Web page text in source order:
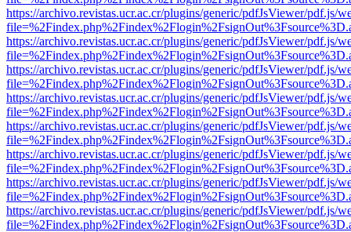
https://archivo.revistas.ucr.ac.cr/plugins/generic/pdfJsViewer/pdf.js/
https://archivo.revistas.ucr.ac.cr/plugins/generic/pdfJsViewer/pdf.js/
https://archivo.revistas.ucr.ac.cr/plugins/generic/pdfJsViewer/pdf.js/
https://archivo.revistas.ucr.ac.cr/plugins/generic/pdfJsViewer/pdf.js/
https://archivo.revistas.ucr.ac.cr/plugins/generic/pdfJsViewer/pdf.js/
https://archivo.revistas.ucr.ac.cr/plugins/generic/pdfJsViewer/pdf.js/
https://archivo.revistas.ucr.ac.cr/plugins/generic/pdfJsViewer/pdf.js/
https://archivo.revistas.ucr.ac.cr/plugins/generic/pdfJsViewer/pdf.js/